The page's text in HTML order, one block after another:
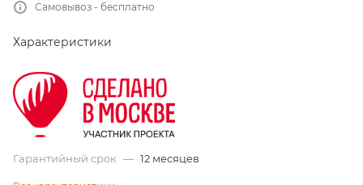
Самовывоз - бесплатно
Характеристики
Гарантийный срок — 12 месяцев